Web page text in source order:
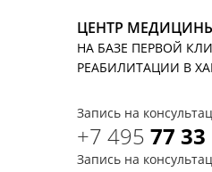
ЦЕНТР
НА БАЗЕ ПЕРВОЙ
РЕАБИЛИТАЦИИ В
Запись на
+7 495 77 33
Запись на